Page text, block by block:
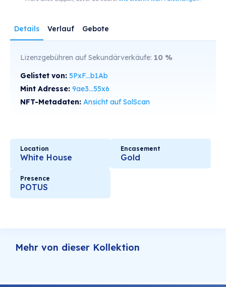
Details Verlauf Gebote
Lizenzgebühren auf Sekundärverkäufe: 10 %
Gelistet von: 5PxF...b1Ab
Mint Adresse: 9ae3...55x6
NFT-Metadaten: Ansicht auf SolScan
Location
White House
Encasement
Gold
Presence
POTUS
Mehr von dieser Kollektion